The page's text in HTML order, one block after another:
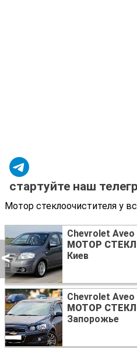
<
стартуйте наш
Мотор стеклоочистителя у
Chevrolet Aveo
МОТОР
Киев
Chevrolet Aveo
МОТОР
Запорожье